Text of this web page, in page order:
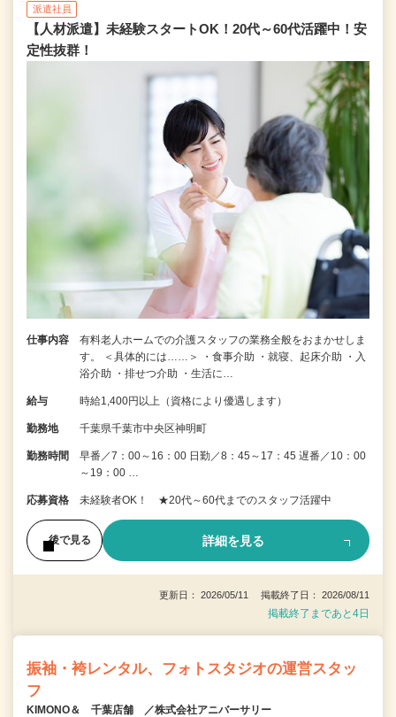
派遣社員
【人材派遣】未経験スタートOK！20代～60代活躍中！安
定性抜群！
仕事内容
有料老人ホームでの介護スタッフの業務全般をおまかせしま
す。 ＜具体的には……＞ ・食事介助 ・就寝、起床介助 ・入
浴介助 ・排せつ介助 ・生活に…
給与 時給1,400円以上（資格により優遇します）
勤務地 千葉県千葉市中央区神明町
勤務時間
早番／7：00～16：00 日勤／8：45～17：45 遅番／10：00
～19：00 …
応募資格 未経験者OK！ ★20代～60代までのスタッフ活躍中
後で見る 詳細を見る
更新日： 2026/05/11 掲載終了日： 2026/08/11
掲載終了まであと4日
振袖・袴レンタル、フォトスタジオの運営スタッ
フ
KIMONO＆ 千葉店舗 ／株式会社アニバーサリー